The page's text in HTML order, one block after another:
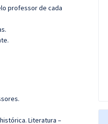
professor de cada
Literatura –